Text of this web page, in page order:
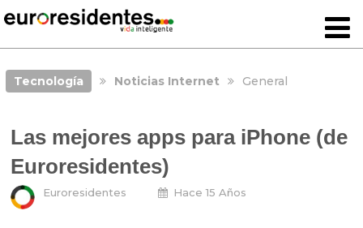
Tecnología Noticias Internet General
Las mejores apps para iPhone (de
Euroresidentes)
Euroresidentes Hace 15 Años